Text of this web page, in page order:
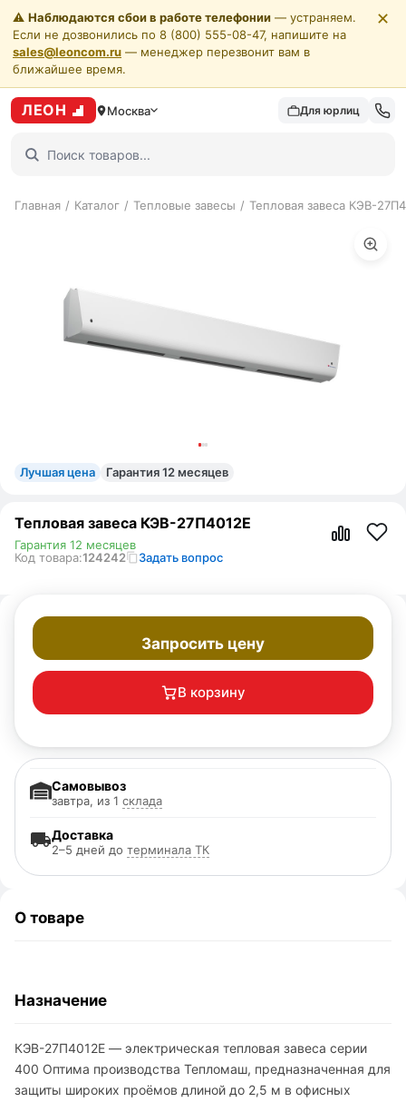
⚠️ Наблюдаются сбои в работе телефонии — устраняем.
Если не дозвонились по 8 (800) 555-08-47, напишите на
sales@leoncom.ru — менеджер перезвонит вам в
ближайшее время.
✕
ЛЕОН Москва Для юрлиц
Главная / Каталог / Тепловые завесы / Тепловая завеса КЭВ-
Лучшая цена Гарантия 12 месяцев
Тепловая завеса КЭВ-27П4012E
Код товара:124242 Задать вопрос
Гарантия 12 месяцев
Запросить цену
В корзину
Доставка
2–5 дней до терминала ТК
Самовывоз
завтра, из 1 склада
О товаре
Назначение
КЭВ-27П4012E — электрическая тепловая завеса серии
400 Оптима производства Тепломаш, предназначенная для
защиты широких проёмов длиной до 2,5 м в офисных